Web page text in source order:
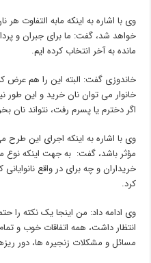
وی با اشاره به اینکه مابه التفاوت
خواهد شد، گفت: ما برای جبران و
مانده به آخر انتخاب کرده ایم.
خاندوزی گفت: البته این را هم عرض
خانوار می توان نان خرید و این
اگر دخترم یا پسرم رفت، نتواند نان
وی با اشاره به اینکه اجرای این طرح
مؤثر باشد، گفت: به جهت اینکه نوع
خریداران و چه برای در واقع
کرد.
وی ادامه داد: من اینجا یک نکته را
انتظار داشت، همه اتفاقات خوب و
مسائل و مشکلات زنجیره ها، دور